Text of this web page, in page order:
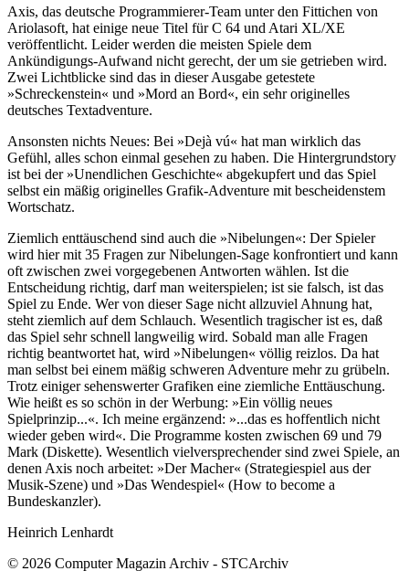
Axis, das deutsche Programmierer-Team unter den Fittichen von
Ariolasoft, hat einige neue Titel für C 64 und Atari XL/XE
veröffentlicht. Leider werden die meisten Spiele dem
Ankündigungs-Aufwand nicht gerecht, der um sie getrieben wird.
Zwei Lichtblicke sind das in dieser Ausgabe getestete
»Schreckenstein« und »Mord an Bord«, ein sehr originelles
deutsches Textadventure.
Ansonsten nichts Neues: Bei »Dejà vú« hat man wirklich das
Gefühl, alles schon einmal gesehen zu haben. Die Hintergrundstory
ist bei der »Unendlichen Geschichte« abgekupfert und das Spiel
selbst ein mäßig originelles Grafik-Adventure mit bescheidenstem
Wortschatz.
Ziemlich enttäuschend sind auch die »Nibelungen«: Der Spieler
wird hier mit 35 Fragen zur Nibelungen-Sage konfrontiert und kann
oft zwischen zwei vorgegebenen Antworten wählen. Ist die
Entscheidung richtig, darf man weiterspielen; ist sie falsch, ist das
Spiel zu Ende. Wer von dieser Sage nicht allzuviel Ahnung hat,
steht ziemlich auf dem Schlauch. Wesentlich tragischer ist es, daß
das Spiel sehr schnell langweilig wird. Sobald man alle Fragen
richtig beantwortet hat, wird »Nibelungen« völlig reizlos. Da hat
man selbst bei einem mäßig schweren Adventure mehr zu grübeln.
Trotz einiger sehenswerter Grafiken eine ziemliche Enttäuschung.
Wie heißt es so schön in der Werbung: »Ein völlig neues
Spielprinzip...«. Ich meine ergänzend: »...das es hoffentlich nicht
wieder geben wird«. Die Programme kosten zwischen 69 und 79
Mark (Diskette). Wesentlich vielversprechender sind zwei Spiele, an
denen Axis noch arbeitet: »Der Macher« (Strategiespiel aus der
Musik-Szene) und »Das Wendespiel« (How to become a
Bundeskanzler).
Heinrich Lenhardt
© 2026 Computer Magazin Archiv - STCArchiv